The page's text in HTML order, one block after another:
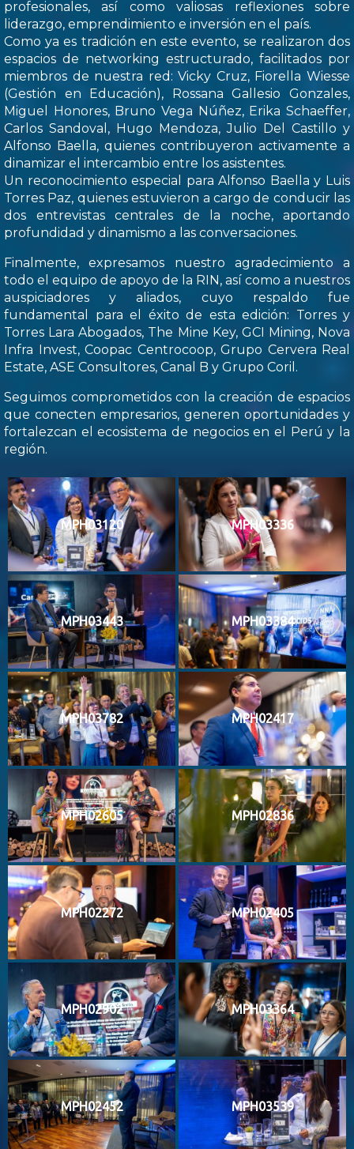
profesionales, así como valiosas reflexiones sobre
liderazgo, emprendimiento e inversión en el país.
Como ya es tradición en este evento, se realizaron dos
espacios de networking estructurado, facilitados por
miembros de nuestra red: Vicky Cruz, Fiorella Wiesse
(Gestión en Educación), Rossana Gallesio Gonzales,
Miguel Honores, Bruno Vega Núñez, Erika Schaeffer,
Carlos Sandoval, Hugo Mendoza, Julio Del Castillo y
Alfonso Baella, quienes contribuyeron activamente a
dinamizar el intercambio entre los asistentes.
Un reconocimiento especial para Alfonso Baella y Luis
Torres Paz, quienes estuvieron a cargo de conducir las
dos entrevistas centrales de la noche, aportando
profundidad y dinamismo a las conversaciones.
Finalmente, expresamos nuestro agradecimiento a
todo el equipo de apoyo de la RIN, así como a nuestros
auspiciadores y aliados, cuyo respaldo fue
fundamental para el éxito de esta edición: Torres y
Torres Lara Abogados, The Mine Key, GCI Mining, Nova
Infra Invest, Coopac Centrocoop, Grupo Cervera Real
Estate, ASE Consultores, Canal B y Grupo Coril.
Seguimos comprometidos con la creación de espacios
que conecten empresarios, generen oportunidades y
fortalezcan el ecosistema de negocios en el Perú y la
región.
MPH03120 MPH03336
MPH03443 MPH03384
MPH03782 MPH02417
MPH02605 MPH02836
MPH02272 MPH02405
MPH02902 MPH03364
MPH02452 MPH03539